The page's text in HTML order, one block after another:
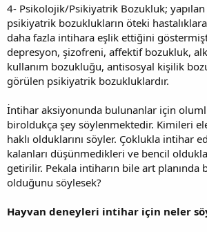
4- Psikolojik/Psikiyatrik Bozukluk; yapılan
psikiyatrik bozuklukların öteki
daha fazla intihara eşlik ettiğini
depresyon, şizofreni, affektif bozukluk,
kullanım bozukluğu, antisosyal kişilik
görülen psikiyatrik bozukluklardır.
İntihar aksiyonunda bulunanlar için
biroldukça şey söylenmektedir. Kimileri
haklı olduklarını söyler. Çoklukla intihar
kalanları düşünmedikleri ve bencil
getirilir. Pekala intiharın bile art planında
olduğunu söylesek?
Hayvan deneyleri intihar için neler